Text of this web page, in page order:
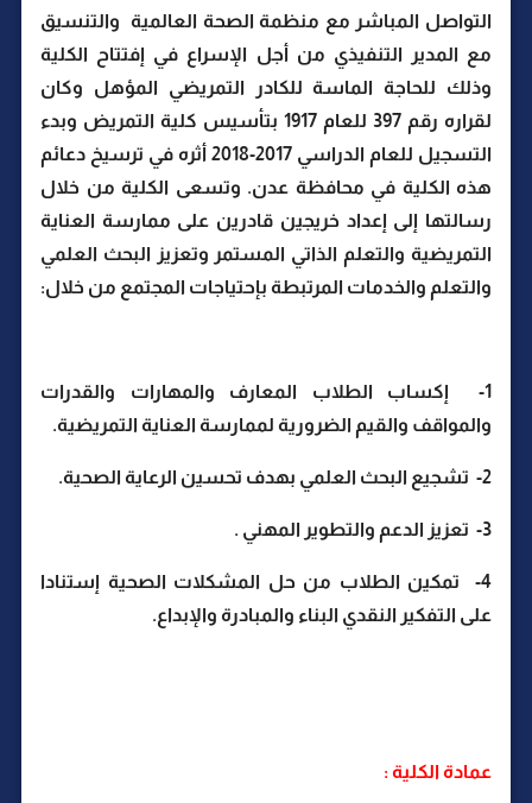
التواصل المباشر مع منظمة الصحة العالمية والتنسيق
مع المدير التنفيذي من أجل الإسراع في إفتتاح الكلية
وذلك للحاجة الماسة للكادر التمريضي المؤهل وكان
لقراره رقم 397 للعام 1917 بتأسيس كلية التمريض وبدء
التسجيل للعام الدراسي 2017-2018 أثره في ترسيخ دعائم
هذه الكلية في محافظة عدن. وتسعى الكلية من خلال
رسالتها إلى إعداد خريجين قادرين على ممارسة العناية
التمريضية والتعلم الذاتي المستمر وتعزيز البحث العلمي
والتعلم والخدمات المرتبطة بإحتياجات المجتمع من خلال:
1- إكساب الطلاب المعارف والمهارات والقدرات
والمواقف والقيم الضرورية لممارسة العناية التمريضية.
2- تشجيع البحث العلمي بهدف تحسين الرعاية الصحية.
3- تعزيز الدعم والتطوير المهني .
4- تمكين الطلاب من حل المشكلات الصحية إستنادا
على التفكير النقدي البناء والمبادرة والإبداع.
عمادة الكلية :